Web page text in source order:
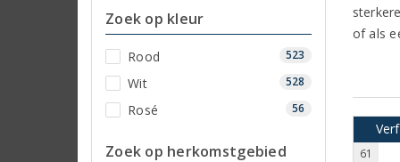
Zoek op kleur
Rood 523
Wit 528
Rosé 56
Zoek op herkomstgebied
of als
61